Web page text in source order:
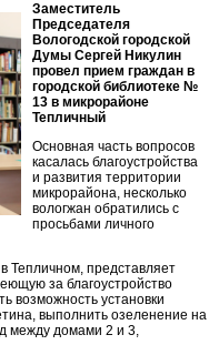
Заместитель
Председателя
Вологодской городской
Думы Сергей Никулин
провел прием граждан в
городской библиотеке №
13 в микрорайоне
Тепличный
Основная часть вопросов
касалась благоустройства
и развития территории
микрорайона, несколько
вологжан обратились с
просьбами личного
Тепличном, представляет
за благоустройство
возможность установки
выполнить озеленение на
между домами 2 и 3,